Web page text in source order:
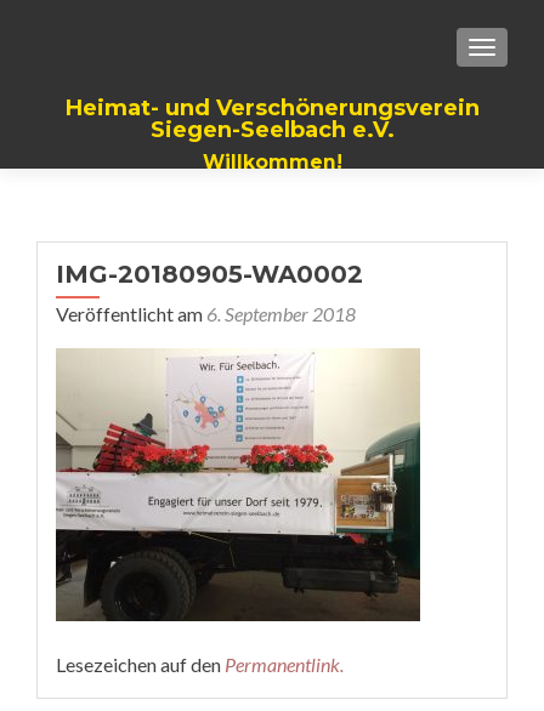
Heimat- und Verschönerungsverein
Siegen-Seelbach e.V.
Willkommen!
IMG-20180905-WA0002
Veröffentlicht am 6. September 2018
Lesezeichen auf den Permanentlink.